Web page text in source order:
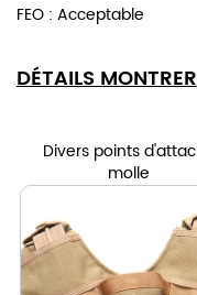
FEO : Acceptable
DÉTAILS MONTRER
Divers points
molle